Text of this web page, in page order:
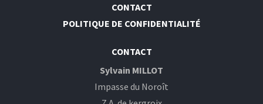
CONTACT
POLITIQUE DE CONFIDENTIALITÉ
CONTACT
Sylvain MILLOT
Impasse du Noroît